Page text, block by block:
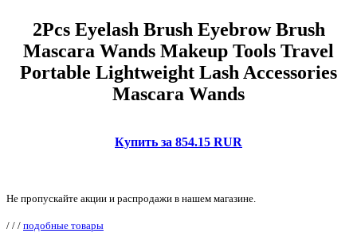
2Pcs Eyelash Brush Eyebrow Brush
Mascara Wands Makeup Tools Travel
Portable Lightweight Lash Accessories
Mascara Wands
Купить за 854.15 RUR
Не пропускайте акции и распродажи в нашем магазине.
/ / / подобные товары